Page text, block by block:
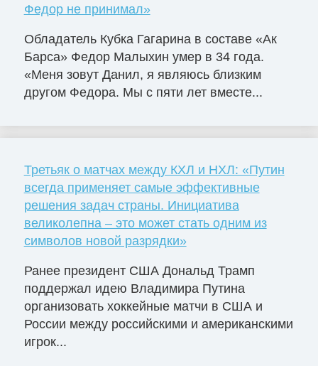
Федор не принимал»
Обладатель Кубка Гагарина в составе «Ак
Барса» Федор Малыхин умер в 34 года.
«Меня зовут Данил, я являюсь близким
другом Федора. Мы с пяти лет вместе...
Третьяк о матчах между КХЛ и НХЛ: «Путин
всегда применяет самые эффективные
решения задач страны. Инициатива
великолепна – это может стать одним из
символов новой разрядки»
Ранее президент США Дональд Трамп
поддержал идею Владимира Путина
организовать хоккейные матчи в США и
России между российскими и американскими
игрок...